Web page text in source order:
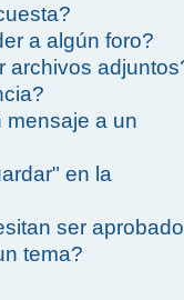
a algún foro?
archivos
mensaje a un
en la
ser
tema?